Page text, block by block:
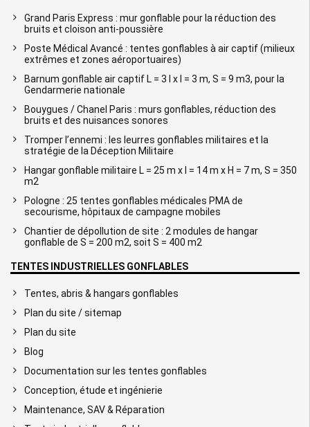
Grand Paris Express : mur gonflable pour la réduction des
bruits et cloison anti-poussière
Poste Médical Avancé : tentes gonflables à air captif (milieux
extrêmes et zones aéroportuaires)
Barnum gonflable air captif L = 3 l x l = 3 m, S = 9 m3, pour la
Gendarmerie nationale
Bouygues / Chanel Paris : murs gonflables, réduction des
bruits et des nuisances sonores
Tromper l’ennemi : les leurres gonflables militaires et la
stratégie de la Déception Militaire
Hangar gonflable militaire L = 25 m x l = 14 m x H = 7 m, S = 350
m2
Pologne : 25 tentes gonflables médicales PMA de
secourisme, hôpitaux de campagne mobiles
Chantier de dépollution de site : 2 modules de hangar
gonflable de S = 200 m2, soit S = 400 m2
TENTES INDUSTRIELLES GONFLABLES
Tentes, abris & hangars gonflables
Plan du site / sitemap
Plan du site
Blog
Documentation sur les tentes gonflables
Conception, étude et ingénierie
Maintenance, SAV & Réparation